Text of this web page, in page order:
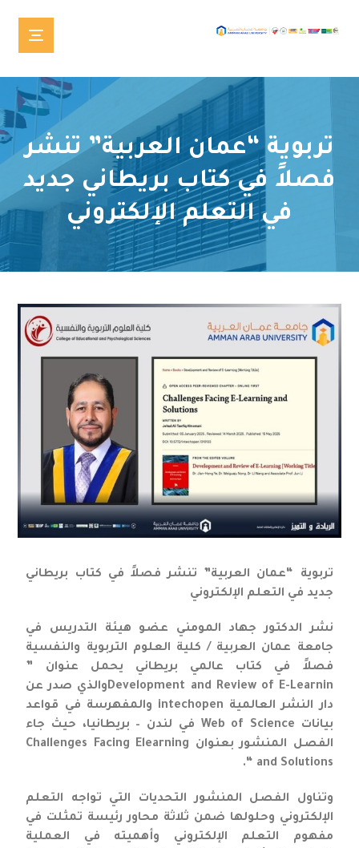
تربوية “عمان العربية” تنشر
فصلاً في كتاب بريطاني جديد
في التعلم الإلكتروني
تربوية “عمان العربية” تنشر فصلاً في كتاب بريطاني
جديد في التعلم الإلكتروني
نشر الدكتور جهاد المومني عضو هيئة التدريس في
جامعة عمان العربية / كلية العلوم التربوية والنفسية
فصلاً في كتاب عالمي بريطاني يحمل عنوان ”
Development and Review of E-Learninوالذي صدر عن
دار النشر العالمية intechopen والمفهرسة في قواعد
بيانات Web of Science في لندن – بريطانيا، حيث جاء
الفصل المنشور بعنوان Challenges Facing Elearning
and Solutions “.
وتناول الفصل المنشور التحديات التي تواجه التعلم
الإلكتروني وحلولها ضمن ثلاثة محاور رئيسة تمثلت في
مفهوم التعلم الإلكتروني وأهميته في العملية